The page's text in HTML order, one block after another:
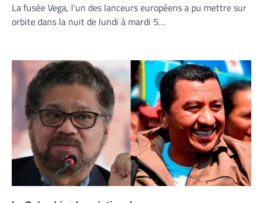
La fusée Vega, l’un des lanceurs européens a pu mettre sur
orbite dans la nuit de lundi à mardi 5…